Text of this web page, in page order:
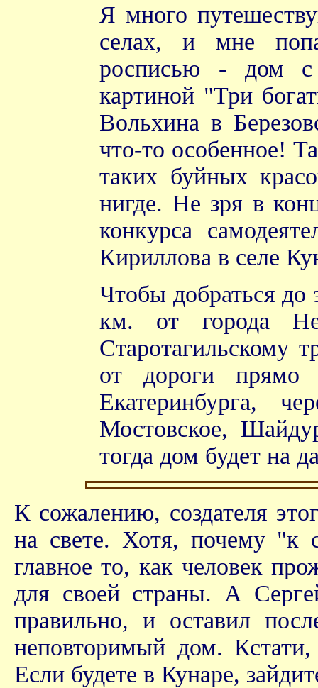
Я много
селах, и мне
росписью - дом с
картиной "Три
Вольхина в
что-то особенное!
таких буйных
нигде. Не зря в
конкурса
Кириллова в селе
Чтобы добраться до
км. от города
Старотагильскому
от дороги
Екатеринбурга,
Мостовское,
тогда дом будет на
К сожалению, создателя
на свете. Хотя, почему
главное то, как человек
для своей страны. А
правильно, и оставил
неповторимый дом.
Если будете в Кунаре,